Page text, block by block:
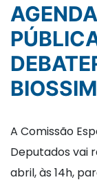
AGENDADA AUDIÊNCIA
A Comissão
Deputados vai
abril, às 14h,